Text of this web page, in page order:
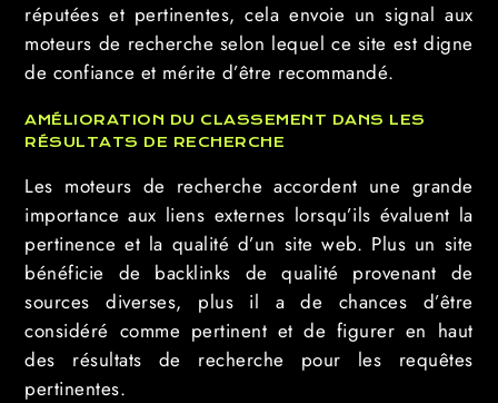
réputées et pertinentes, cela envoie un signal aux
moteurs de recherche selon lequel ce site est digne
de confiance et mérite d’être recommandé.
AMÉLIORATION DU CLASSEMENT DANS LES
RÉSULTATS DE RECHERCHE
Les moteurs de recherche accordent une grande
importance aux liens externes lorsqu’ils évaluent la
pertinence et la qualité d’un site web. Plus un site
bénéficie de backlinks de qualité provenant de
sources diverses, plus il a de chances d’être
considéré comme pertinent et de figurer en haut
des résultats de recherche pour les requêtes
pertinentes.